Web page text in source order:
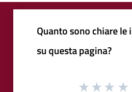
Quanto sono chiare
su questa pagina?